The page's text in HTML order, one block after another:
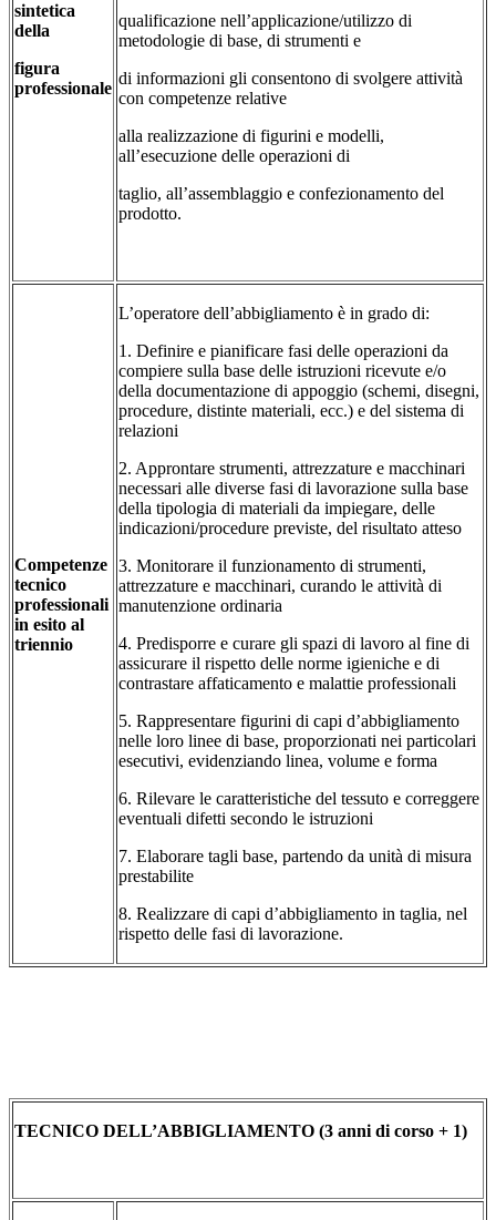
sintetica
della
figura
professionale
qualificazione nell’applicazione/utilizzo di
metodologie di base, di strumenti e
di informazioni gli consentono di svolgere attività
con competenze relative
alla realizzazione di figurini e modelli,
all’esecuzione delle operazioni di
taglio, all’assemblaggio e confezionamento del
prodotto.
Competenze
tecnico
professionali
in esito al
triennio
L’operatore dell’abbigliamento è in grado di:
1. Definire e pianificare fasi delle operazioni da
compiere sulla base delle istruzioni ricevute e/o
della documentazione di appoggio (schemi, disegni,
procedure, distinte materiali, ecc.) e del sistema di
relazioni
2. Approntare strumenti, attrezzature e macchinari
necessari alle diverse fasi di lavorazione sulla base
della tipologia di materiali da impiegare, delle
indicazioni/procedure previste, del risultato atteso
3. Monitorare il funzionamento di strumenti,
attrezzature e macchinari, curando le attività di
manutenzione ordinaria
4. Predisporre e curare gli spazi di lavoro al fine di
assicurare il rispetto delle norme igieniche e di
contrastare affaticamento e malattie professionali
5. Rappresentare figurini di capi d’abbigliamento
nelle loro linee di base, proporzionati nei particolari
esecutivi, evidenziando linea, volume e forma
6. Rilevare le caratteristiche del tessuto e correggere
eventuali difetti secondo le istruzioni
7. Elaborare tagli base, partendo da unità di misura
prestabilite
8. Realizzare di capi d’abbigliamento in taglia, nel
rispetto delle fasi di lavorazione.
TECNICO DELL’ABBIGLIAMENTO (3 anni di corso + 1)